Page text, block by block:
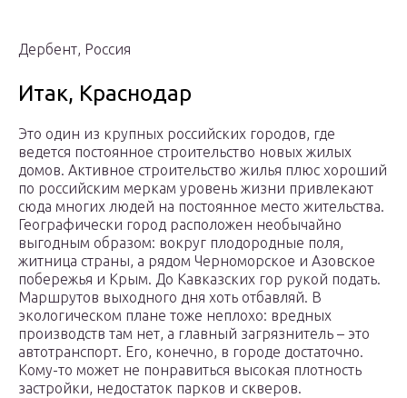
Дербент, Россия
Итак, Краснодар
Это один из крупных российских городов, где
ведется постоянное строительство новых жилых
домов. Активное строительство жилья плюс хороший
по российским меркам уровень жизни привлекают
сюда многих людей на постоянное место жительства.
Географически город расположен необычайно
выгодным образом: вокруг плодородные поля,
житница страны, а рядом Черноморское и Азовское
побережья и Крым. До Кавказских гор рукой подать.
Маршрутов выходного дня хоть отбавляй. В
экологическом плане тоже неплохо: вредных
производств там нет, а главный загрязнитель – это
автотранспорт. Его, конечно, в городе достаточно.
Кому-то может не понравиться высокая плотность
застройки, недостаток парков и скверов.